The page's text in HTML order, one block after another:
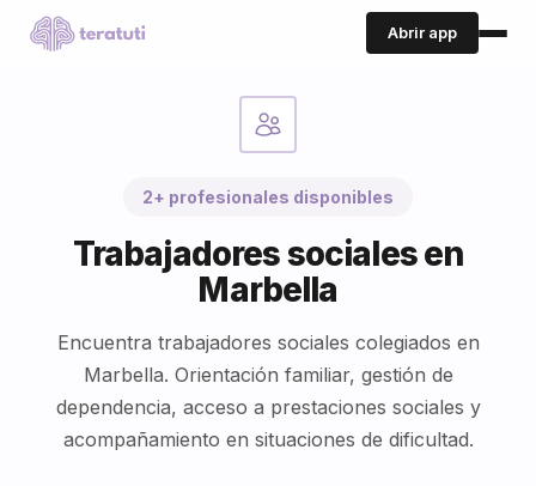
Abrir app
2+ profesionales disponibles
Trabajadores sociales en
Marbella
Encuentra trabajadores sociales colegiados en
Marbella. Orientación familiar, gestión de
dependencia, acceso a prestaciones sociales y
acompañamiento en situaciones de dificultad.